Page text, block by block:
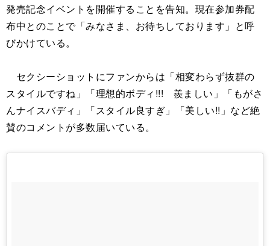
発売記念イベントを開催することを告知。現在参加券配
布中とのことで「みなさま、お待ちしております」と呼
びかけている。
セクシーショットにファンからは「相変わらず抜群の
スタイルですね」「理想的ボディ!!! 羨ましい」「もがさ
んナイスバディ」「スタイル良すぎ」「美しい!!」など絶
賛のコメントが多数届いている。